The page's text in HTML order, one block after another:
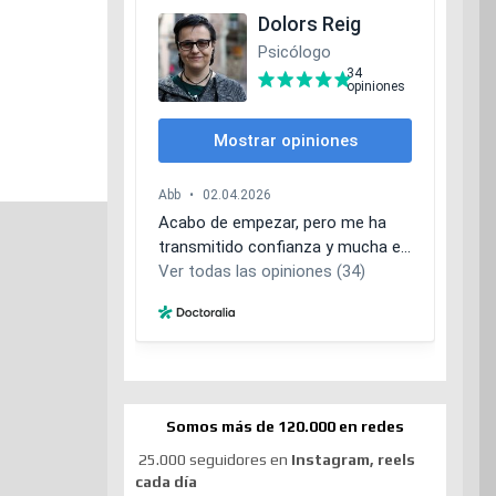
Somos más de 120.000 en redes
25.000 seguidores en Instagram, reels
cada día